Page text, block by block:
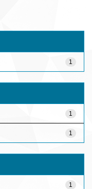
1
1
1
1